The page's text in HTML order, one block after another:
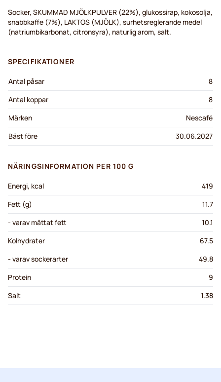
Socker, SKUMMAD MJÖLKPULVER (22%), glukossirap, kokosolja,
snabbkaffe (7%), LAKTOS (MJÖLK), surhetsreglerande medel
(natriumbikarbonat, citronsyra), naturlig arom, salt.
SPECIFIKATIONER
Antal påsar
8
Antal koppar
8
Märken
Nescafé
Bäst före
30.06.2027
NÄRINGSINFORMATION PER 100 G
Energi, kcal
419
Fett (g)
11.7
- varav mättat fett
10.1
Kolhydrater
67.5
- varav sockerarter
49.8
Protein
9
Salt
1.38